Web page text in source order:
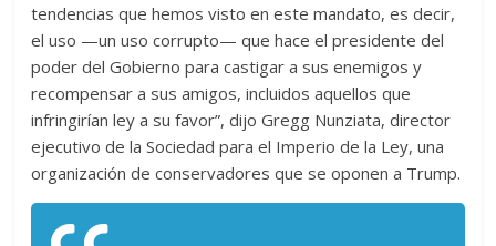
tendencias que hemos visto en este mandato, es decir,
el uso —un uso corrupto— que hace el presidente del
poder del Gobierno para castigar a sus enemigos y
recompensar a sus amigos, incluidos aquellos que
infringirían ley a su favor”, dijo Gregg Nunziata, director
ejecutivo de la Sociedad para el Imperio de la Ley, una
organización de conservadores que se oponen a Trump.